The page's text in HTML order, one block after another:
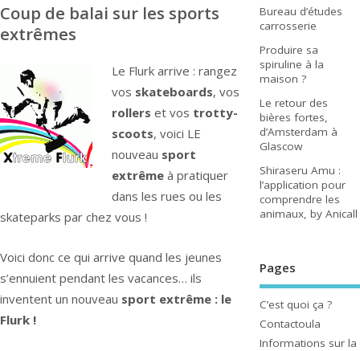
Coup de balai sur les sports
extrêmes
Le Flurk arrive : rangez
vos skateboards, vos
rollers et vos trotty-
scoots, voici LE
nouveau sport
extrêmeà pratiquer
dans les rues ou les
skateparks par chez vous !
Voici donc ce qui arrive quand les jeunes
s’ennuient pendant les vacances… ils
inventent un nouveau sport extrême : le
Flurk !
Bureau d’études
carrosserie
Produire sa
spiruline à la
maison ?
Le retour des
bières fortes,
d’Amsterdam à
Glascow
Shiraseru Amu :
l’application pour
comprendre les
animaux, by Anicall
Pages
C’est quoi ça ?
Contactoula
Informations sur la